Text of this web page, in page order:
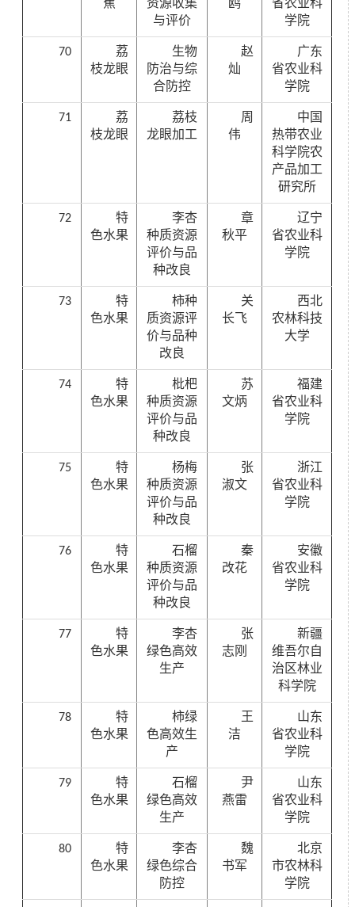
蕉
资源收集
与评价
鸥
省农业科
学院
70
荔
枝龙眼
生物
防治与综
合防控
赵
灿
广东
省农业科
学院
71
荔
枝龙眼
荔枝
龙眼加工
周
伟
中国
热带农业
科学院农
产品加工
研究所
72
特
色水果
李杏
种质资源
评价与品
种改良
章
秋平
辽宁
省农业科
学院
73
特
色水果
柿种
质资源评
价与品种
改良
关
长飞
西北
农林科技
大学
74
特
色水果
枇杷
种质资源
评价与品
种改良
苏
文炳
福建
省农业科
学院
75
特
色水果
杨梅
种质资源
评价与品
种改良
张
淑文
浙江
省农业科
学院
76
特
色水果
石榴
种质资源
评价与品
种改良
秦
改花
安徽
省农业科
学院
77
特
色水果
李杏
绿色高效
生产
张
志刚
新疆
维吾尔自
治区林业
科学院
78
特
色水果
柿绿
色高效生
产
王
洁
山东
省农业科
学院
79
特
色水果
石榴
绿色高效
生产
尹
燕雷
山东
省农业科
学院
80
特
色水果
李杏
绿色综合
防控
魏
书军
北京
市农林科
学院